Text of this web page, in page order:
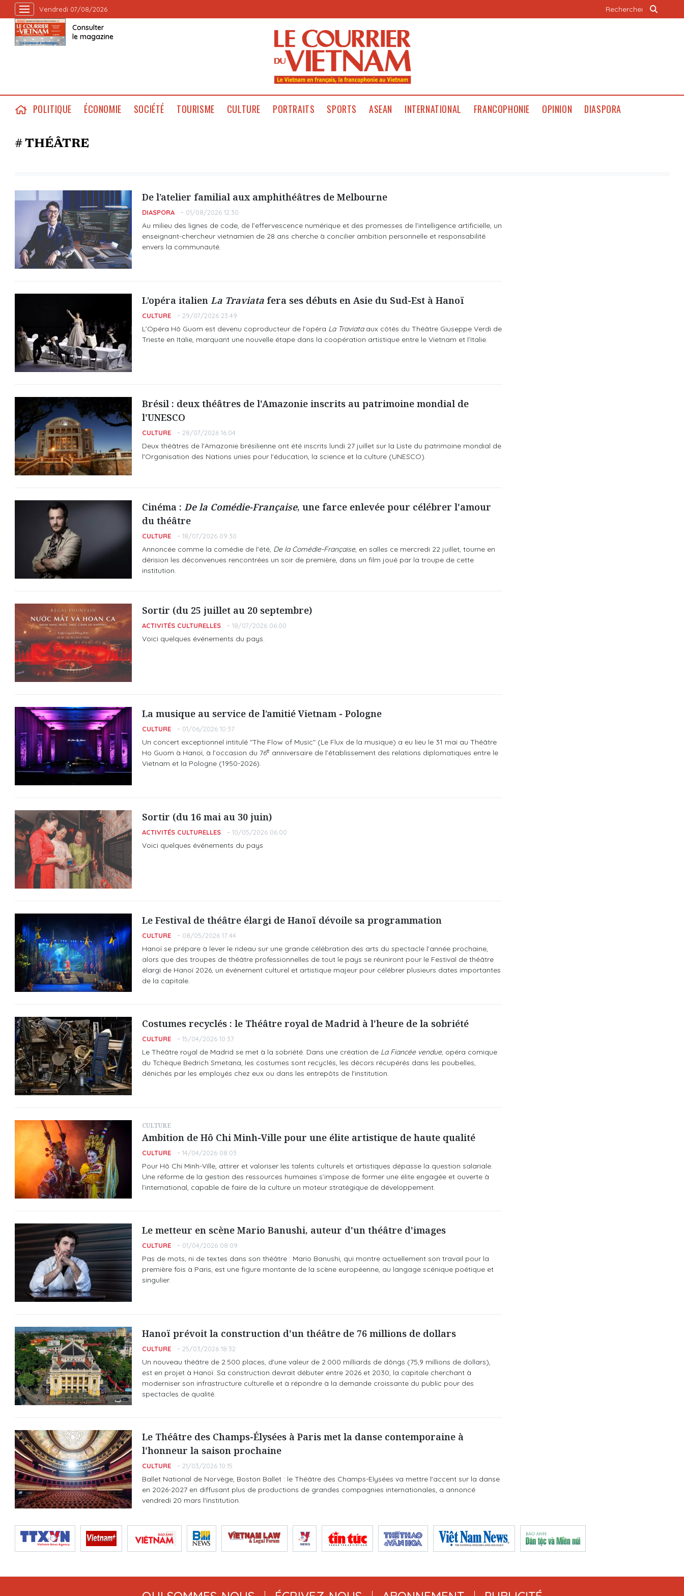
Vendredi 07/08/2026
Consulter
le magazine
POLITIQUE ÉCONOMIE SOCIÉTÉ TOURISME CULTURE PORTRAITS SPORTS ASEAN INTERNATIONAL FRANCOPHONIE OPINION DIASPORA
# THÉÂTRE
De l’atelier familial aux amphithéâtres de Melbourne
DIASPORA 01/08/2026 12:30
Au milieu des lignes de code, de l’effervescence numérique et des promesses de l’intelligence artificielle, un
enseignant-chercheur vietnamien de 28 ans cherche à concilier ambition personnelle et responsabilité
envers la communauté.
L’opéra italien La Traviata fera ses débuts en Asie du Sud-Est à Hanoï
CULTURE 29/07/2026 23:49
L’Opéra Hô Guom est devenu coproducteur de l’opéra La Traviataaux côtés du Théâtre Giuseppe Verdi de
Trieste en Italie, marquant une nouvelle étape dans la coopération artistique entre le Vietnam et l’Italie.
Brésil : deux théâtres de l'Amazonie inscrits au patrimoine mondial de
l'UNESCO
CULTURE 28/07/2026 16:04
Deux théâtres de l'Amazonie brésilienne ont été inscrits lundi 27 juillet sur la Liste du patrimoine mondial de
l'Organisation des Nations unies pour l'éducation, la science et la culture (UNESCO).
Cinéma : De la Comédie-Française, une farce enlevée pour célébrer l'amour
du théâtre
CULTURE 18/07/2026 09:30
Annoncée comme la comédie de l'été, De la Comédie-Française, en salles ce mercredi 22 juillet, tourne en
dérision les déconvenues rencontrées un soir de première, dans un film joué par la troupe de cette
institution.
Sortir (du 25 juillet au 20 septembre)
ACTIVITÉS CULTURELLES 18/07/2026 06:00
Voici quelques événements du pays.
La musique au service de l’amitié Vietnam - Pologne
CULTURE 01/06/2026 10:37
Un concert exceptionnel intitulé "The Flow of Music" (Le Flux de la musique) a eu lieu le 31 mai au Théâtre
Ho Guom à Hanoï, à l’occasion du 76e anniversaire de l’établissement des relations diplomatiques entre le
Vietnam et la Pologne (1950-2026).
Sortir (du 16 mai au 30 juin)
ACTIVITÉS CULTURELLES 10/05/2026 06:00
Voici quelques événements du pays
Le Festival de théâtre élargi de Hanoï dévoile sa programmation
CULTURE 08/05/2026 17:44
Hanoï se prépare à lever le rideau sur une grande célébration des arts du spectacle l’année prochaine,
alors que des troupes de théâtre professionnelles de tout le pays se réuniront pour le Festival de théâtre
élargi de Hanoï 2026, un événement culturel et artistique majeur pour célébrer plusieurs dates importantes
de la capitale.
Costumes recyclés : le Théâtre royal de Madrid à l'heure de la sobriété
CULTURE 15/04/2026 10:37
Le Théâtre royal de Madrid se met à la sobriété. Dans une création de La Fiancée vendue, opéra comique
du Tchèque Bedrich Smetana, les costumes sont recyclés, les décors récupérés dans les poubelles,
dénichés par les employés chez eux ou dans les entrepôts de l'institution.
CULTURE
Ambition de Hô Chi Minh-Ville pour une élite artistique de haute qualité
CULTURE 14/04/2026 08:03
Pour Hô Chi Minh-Ville, attirer et valoriser les talents culturels et artistiques dépasse la question salariale.
Une réforme de la gestion des ressources humaines s’impose de former une élite engagée et ouverte à
l’international, capable de faire de la culture un moteur stratégique de développement.
Le metteur en scène Mario Banushi, auteur d'un théâtre d'images
CULTURE 01/04/2026 08:09
Pas de mots, ni de textes dans son théâtre : Mario Banushi, qui montre actuellement son travail pour la
première fois à Paris, est une figure montante de la scène européenne, au langage scénique poétique et
singulier.
Hanoï prévoit la construction d'un théâtre de 76 millions de dollars
CULTURE 25/03/2026 18:32
Un nouveau théâtre de 2.500 places, d'une valeur de 2.000 milliards de dôngs (75,9 millions de dollars),
est en projet à Hanoï. Sa construction devrait débuter entre 2026 et 2030, la capitale cherchant à
moderniser son infrastructure culturelle et à répondre à la demande croissante du public pour des
spectacles de qualité.
Le Théâtre des Champs-Élysées à Paris met la danse contemporaine à
l'honneur la saison prochaine
CULTURE 21/03/2026 10:15
Ballet National de Norvège, Boston Ballet : le Théâtre des Champs-Elysées va mettre l'accent sur la danse
en 2026-2027 en diffusant plus de productions de grandes compagnies internationales, a annoncé
vendredi 20 mars l'institution.